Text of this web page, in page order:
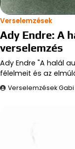
Verselemzések
Ady Endre: A
verselemzés
Ady Endre "A halál
félelmeit és az
Verselemzések Gabi